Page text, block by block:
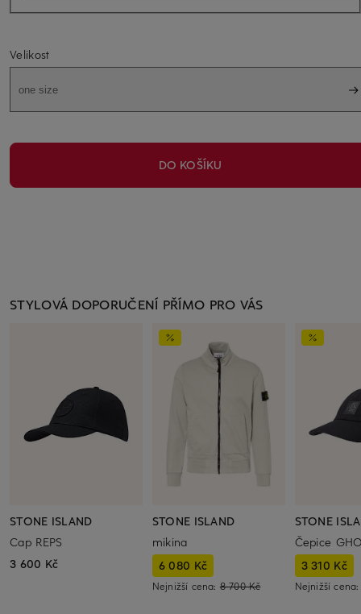
Velikost
one size
DO KOŠÍKU
STYLOVÁ DOPORUČENÍ PŘÍMO PRO VÁS
STONE ISLAND
Cap REPS
3 600 Kč
STONE ISLAND
mikina
6 080 Kč
Nejnižší cena: 8 700 Kč
STONE
Čepice
3 310 Kč
Nejnižší